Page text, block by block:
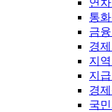
연
통
금
경
지
지
경
국